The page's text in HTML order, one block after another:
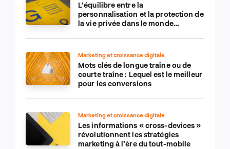
L’équilibre entre la
personnalisation et la protection de
la vie privée dans le monde
Marketing et croissance digitale
Mots clés de longue traîne ou de
courte traîne : Lequel est le meilleur
pour les conversions
Marketing et croissance digitale
Les informations « cross-devices »
révolutionnent les stratégies
marketing à l’ère du tout-mobile